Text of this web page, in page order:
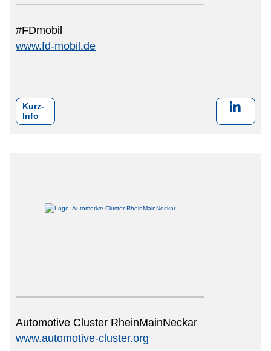
#FDmobil
www.fd-mobil.de
Kurz-
Info
Automotive Cluster RheinMainNeckar
www.automotive-cluster.org